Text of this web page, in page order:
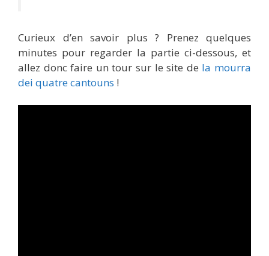
Curieux d’en savoir plus ? Prenez quelques
minutes pour regarder la partie ci-dessous, et
allez donc faire un tour sur le site de la mourra
dei quatre cantouns !